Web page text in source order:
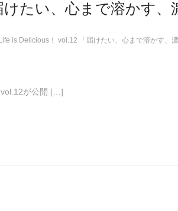
たい、心まで溶かす、
Life is Delicious！ vol.12 「届けたい、心まで溶かす、
vol.12が公開 […]